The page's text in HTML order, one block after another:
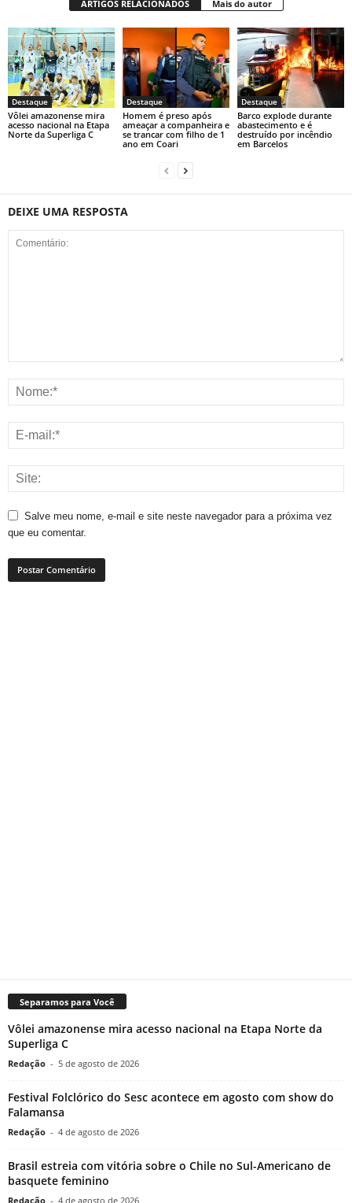
ARTIGOS RELACIONADOS Mais do autor
Destaque
Vôlei amazonense mira
acesso nacional na Etapa
Norte da Superliga C
Destaque
Homem é preso após
ameaçar a companheira e
se trancar com filho de 1
ano em Coari
Destaque
Barco explode durante
abastecimento e é
destruído por incêndio
em Barcelos
DEIXE UMA RESPOSTA
Salve meu nome, e-mail e site neste navegador para a próxima vez
que eu comentar.
Separamos para Você
Vôlei amazonense mira acesso nacional na Etapa Norte da
Superliga C
Redação - 5 de agosto de 2026
Festival Folclórico do Sesc acontece em agosto com show do
Falamansa
Redação - 4 de agosto de 2026
Brasil estreia com vitória sobre o Chile no Sul-Americano de
basquete feminino
Redação - 4 de agosto de 2026